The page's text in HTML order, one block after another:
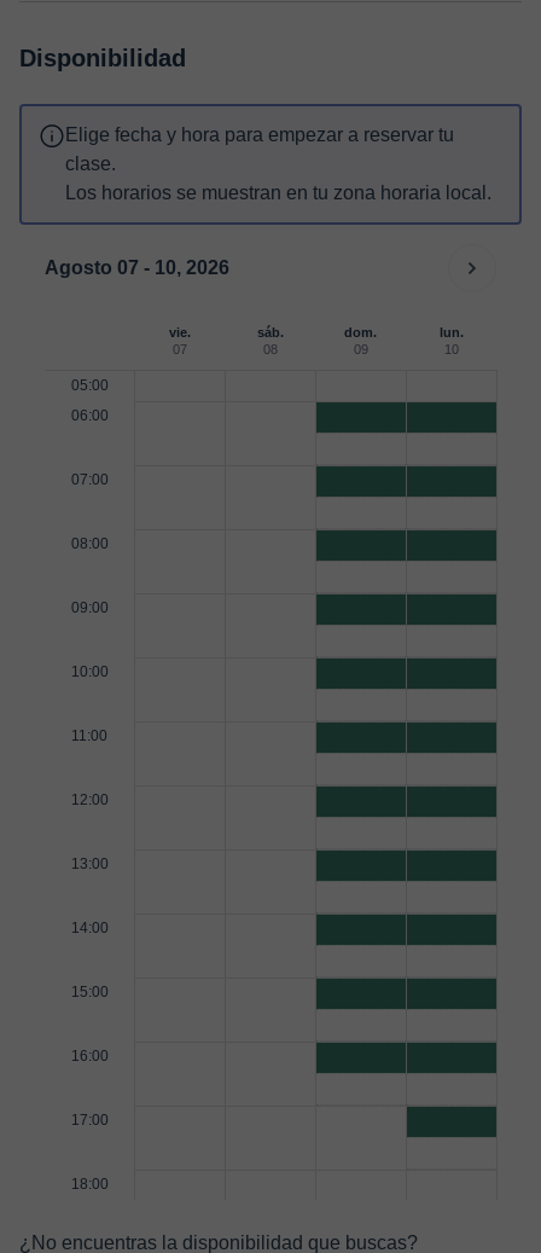
Disponibilidad
Elige fecha y hora para empezar a reservar tu
clase.
Los horarios se muestran en tu zona horaria local.
Agosto 07 - 10, 2026
vie.
07
sáb.
08
dom.
09
lun.
10
05:00
06:00
07:00
08:00
09:00
10:00
11:00
12:00
13:00
14:00
15:00
16:00
17:00
18:00
¿No encuentras la disponibilidad que buscas?